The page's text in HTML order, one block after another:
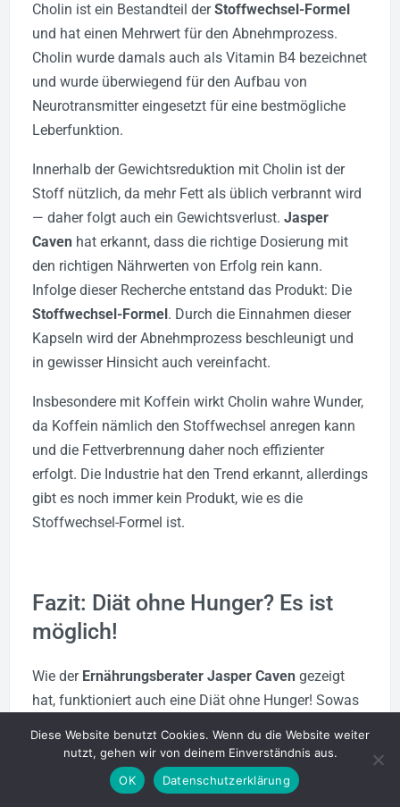
Cholin ist ein Bestandteil derStoffwechsel-Formel
und hat einen Mehrwert für den Abnehmprozess.
Cholin wurde damals auch als Vitamin B4 bezeichnet
und wurde überwiegend für den Aufbau von
Neurotransmitter eingesetzt für eine bestmögliche
Leberfunktion.
Innerhalb der Gewichtsreduktion mit Cholin ist der
Stoff nützlich, da mehr Fett als üblich verbrannt wird
— daher folgt auch ein Gewichtsverlust. Jasper
Caven hat erkannt, dass die richtige Dosierung mit
den richtigen Nährwerten von Erfolg rein kann.
Infolge dieser Recherche entstand das Produkt: Die
Stoffwechsel-Formel . Durch die Einnahmen dieser
Kapseln wird der Abnehmprozess beschleunigt und
in gewisser Hinsicht auch vereinfacht.
Insbesondere mit Koffein wirkt Cholin wahre Wunder,
da Koffein nämlich den Stoffwechsel anregen kann
und die Fettverbrennung daher noch effizienter
erfolgt. Die Industrie hat den Trend erkannt, allerdings
gibt es noch immer kein Produkt, wie es die
Stoffwechsel-Formel ist.
Fazit: Diät ohne Hunger? Es ist
möglich!
Wie der Ernährungsberater Jasper Caven gezeigt
hat, funktioniert auch eine Diät ohne Hunger! Sowas
Schwangerschaft scheint, dass die ideale
Möglichkeit zu sein. So kann sich voll und ganz auch
auf den Nachwuchs konzentriert werden.
Diese Website benutzt Cookies. Wenn du die Website weiter
nutzt, gehen wir von deinem Einverständnis aus.
OK
Datenschutzerklärung